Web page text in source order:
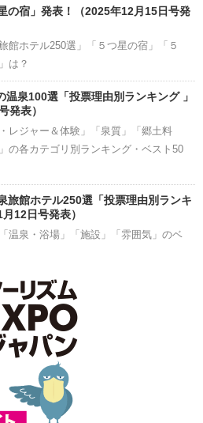
の宿」発表！（2025年12月15日号発
館ホテル250選」「５つ星の宿」「５
は？
温泉100選「投票理由別ランキング 」
発表）
レジャー＆体験」「泉質」「郷土料
の各カテゴリ別ランキング・ベスト50
旅館ホテル250選「投票理由別ランキ
12日号発表）
温泉・浴場」「施設」「雰囲気」のベ